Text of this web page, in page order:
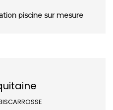
piscine sur mesure